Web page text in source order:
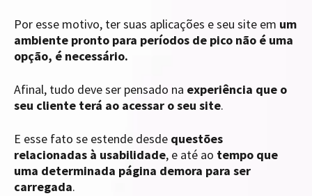
Por esse motivo, ter suas aplicações e seu site em um
ambiente pronto para períodos de pico não é uma
opção, é necessário.
Afinal, tudo deve ser pensado na experiência que o
seu cliente terá ao acessar o seu site.
E esse fato se estende desde questões
relacionadas à usabilidade, e até ao tempo que
uma determinada página demora para ser
carregada.